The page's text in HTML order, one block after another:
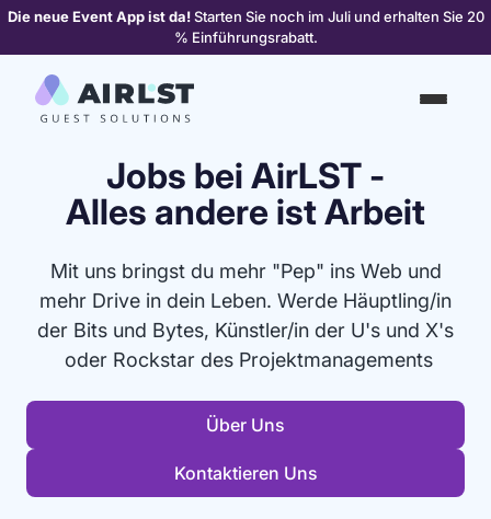
Die neue Event App ist da!Starten Sie noch im Juli und erhalten Sie 20
% Einführungsrabatt.
Jobs bei AirLST -
Alles andere ist Arbeit
Mit uns bringst du mehr "Pep" ins Web und
mehr Drive in dein Leben. Werde Häuptling/in
der Bits und Bytes, Künstler/in der U's und X's
oder Rockstar des Projektmanagements
Über Uns
Kontaktieren Uns